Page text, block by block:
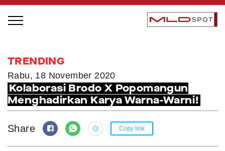
LOCAL GREATNESS
INSPIRING PEOPLE
INSPIRING PRODUCTS
INSPIRING PLACES
INSPIRING COMMUNITIES
TRENDING
Rabu, 18 November 2020
Kolaborasi Brodo X Popomangun
Menghadirkan Karya Warna-Warni!
Share Copy link